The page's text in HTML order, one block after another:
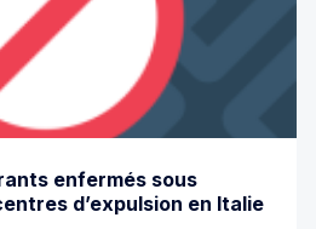
enfermés sous
d’expulsion en Italie